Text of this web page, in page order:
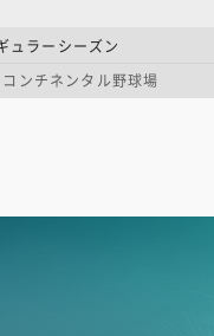
ラーシーズン
ンチネンタル野球場